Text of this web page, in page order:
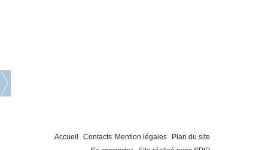
Accueil Contacts Mention légales
Plan du site